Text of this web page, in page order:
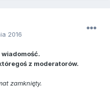
2016
z moderatorów.
zamknięty.